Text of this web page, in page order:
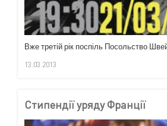
Вже третій рік поспіль Посольство
13.03.2013
Стипендії уряду Франції